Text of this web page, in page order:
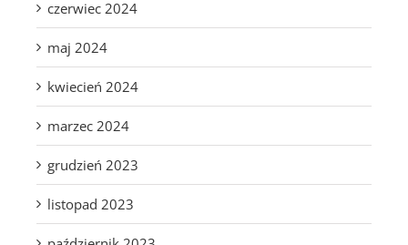
czerwiec 2024
maj 2024
kwiecień 2024
marzec 2024
grudzień 2023
listopad 2023